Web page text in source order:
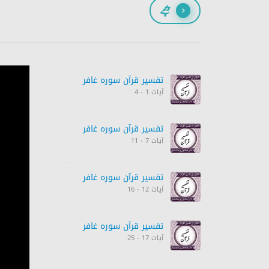
پیچھے
تفسیر قرآن سورہ ‎غافر‎
آیات 1 - 4
تفسیر قرآن سورہ ‎غافر‎
آیات 7 - 11
تفسیر قرآن سورہ ‎غافر‎
آیات 12 - 16
تفسیر قرآن سورہ ‎غافر‎
آیات 17 - 25